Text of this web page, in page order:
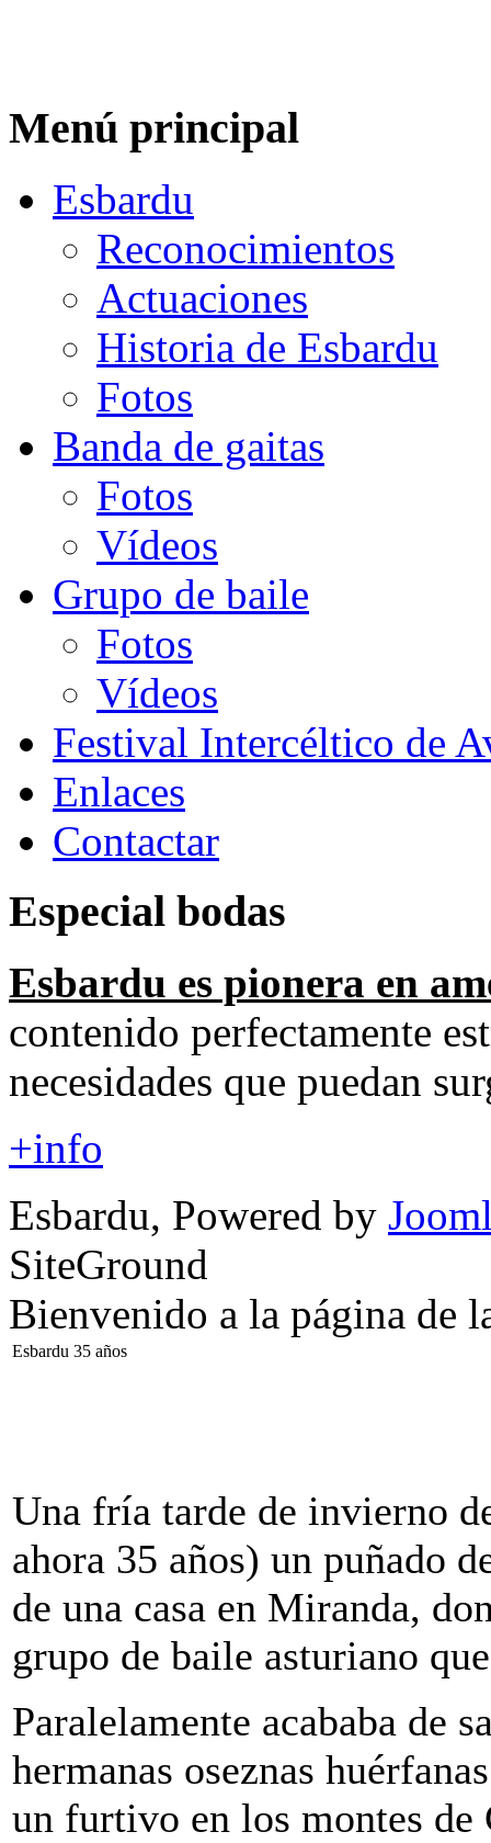
Menú principal
Esbardu
Reconocimientos
Actuaciones
Historia de Esbardu
Fotos
Banda de gaitas
Fotos
Vídeos
Grupo de baile
Fotos
Vídeos
Festival Intercéltico de
Enlaces
Contactar
Especial bodas
Esbardu es pionera en
contenido perfectamente
necesidades que puedan
+info
Esbardu, Powered by
SiteGround
Bienvenido a la página de
Esbardu 35 años
Una fría tarde de invierno
ahora 35 años) un puñado
de una casa en Miranda,
grupo de baile asturiano
Paralelamente acababa de
hermanas oseznas
un furtivo en los montes de